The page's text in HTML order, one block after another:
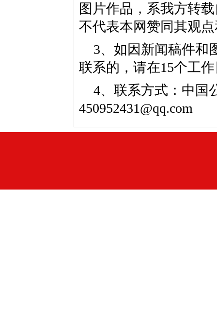
图片作品，系我方转
不代表本网赞同其观
3、如因新闻稿件和
联系的，请在15个工
4、联系方式：中国
450952431@qq.com